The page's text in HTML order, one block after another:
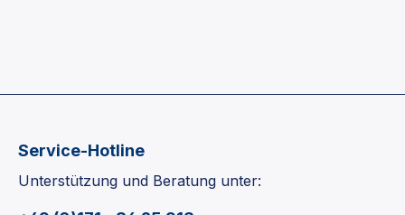
nach frischer, sauberer Wäsche. Mit seinem
Harmonie und Wohlbefinden in Ihr Zuhause.
Service-Hotline
Unterstützung und Beratung unter: